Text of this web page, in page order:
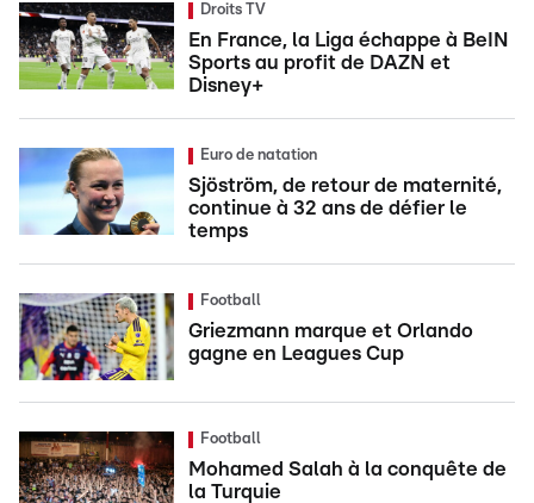
Droits TV
En France, la Liga échappe à BeIN
Sports au profit de DAZN et
Disney+
Euro de natation
Sjöström, de retour de maternité,
continue à 32 ans de défier le
temps
Football
Griezmann marque et Orlando
gagne en Leagues Cup
Football
Mohamed Salah à la conquête de
la Turquie